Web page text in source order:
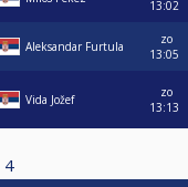
13:02
Aleksandar Furtula
zo
13:05
Vida Jožef
zo
13:13
4